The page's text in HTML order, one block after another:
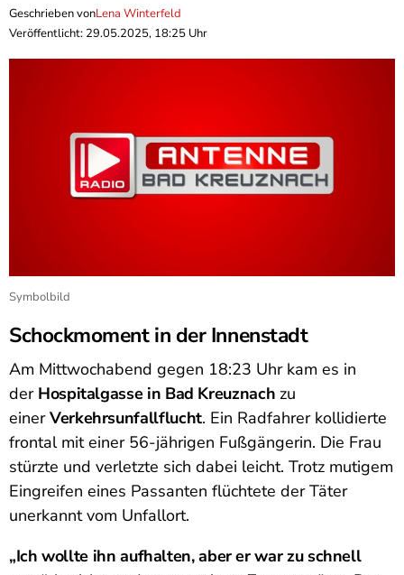
Geschrieben vonLena Winterfeld
Veröffentlicht: 29.05.2025, 18:25 Uhr
Symbolbild
Schockmoment in der Innenstadt
Am Mittwochabend gegen 18:23 Uhr kam es in
der Hospitalgasse in Bad Kreuznach zu
einerVerkehrsunfallflucht. Ein Radfahrer kollidierte
frontal mit einer 56-jährigen Fußgängerin. Die Frau
stürzte und verletzte sich dabei leicht. Trotz mutigem
Eingreifen eines Passanten flüchtete der Täter
unerkannt vom Unfallort.
„Ich wollte ihn aufhalten, aber er war zu schnell